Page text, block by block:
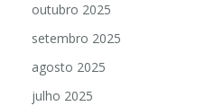
outubro 2025
setembro 2025
agosto 2025
julho 2025